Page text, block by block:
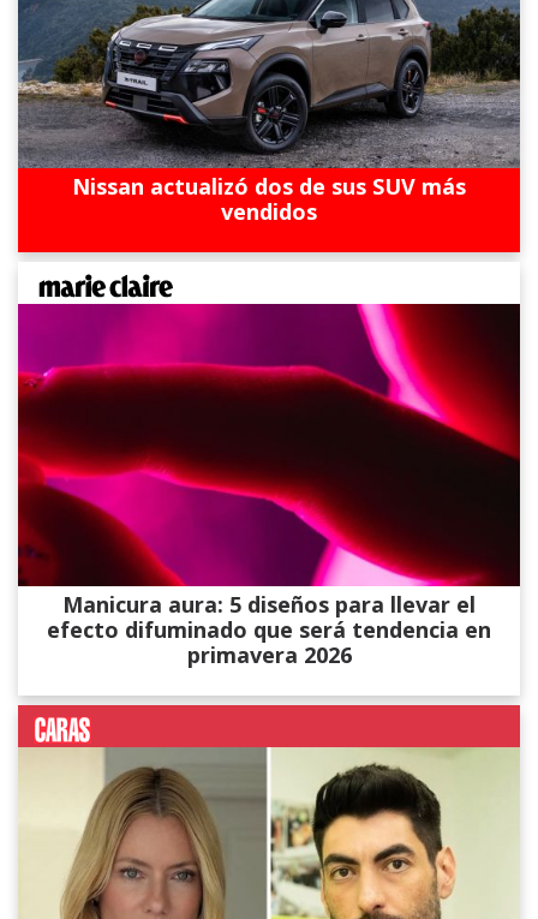
Nissan actualizó dos de sus SUV más
vendidos
Manicura aura: 5 diseños para llevar el
efecto difuminado que será tendencia en
primavera 2026